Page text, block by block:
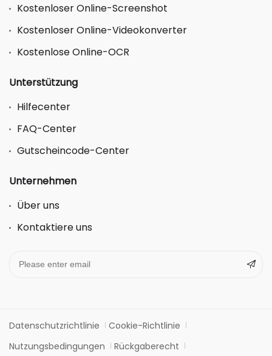
Kostenloser Online-Screenshot
Kostenloser Online-Videokonverter
Kostenlose Online-OCR
Unterstützung
Hilfecenter
FAQ-Center
Gutscheincode-Center
Unternehmen
Über uns
Kontaktiere uns
Datenschutzrichtlinie
Cookie-Richtlinie
Nutzungsbedingungen
Rückgaberecht